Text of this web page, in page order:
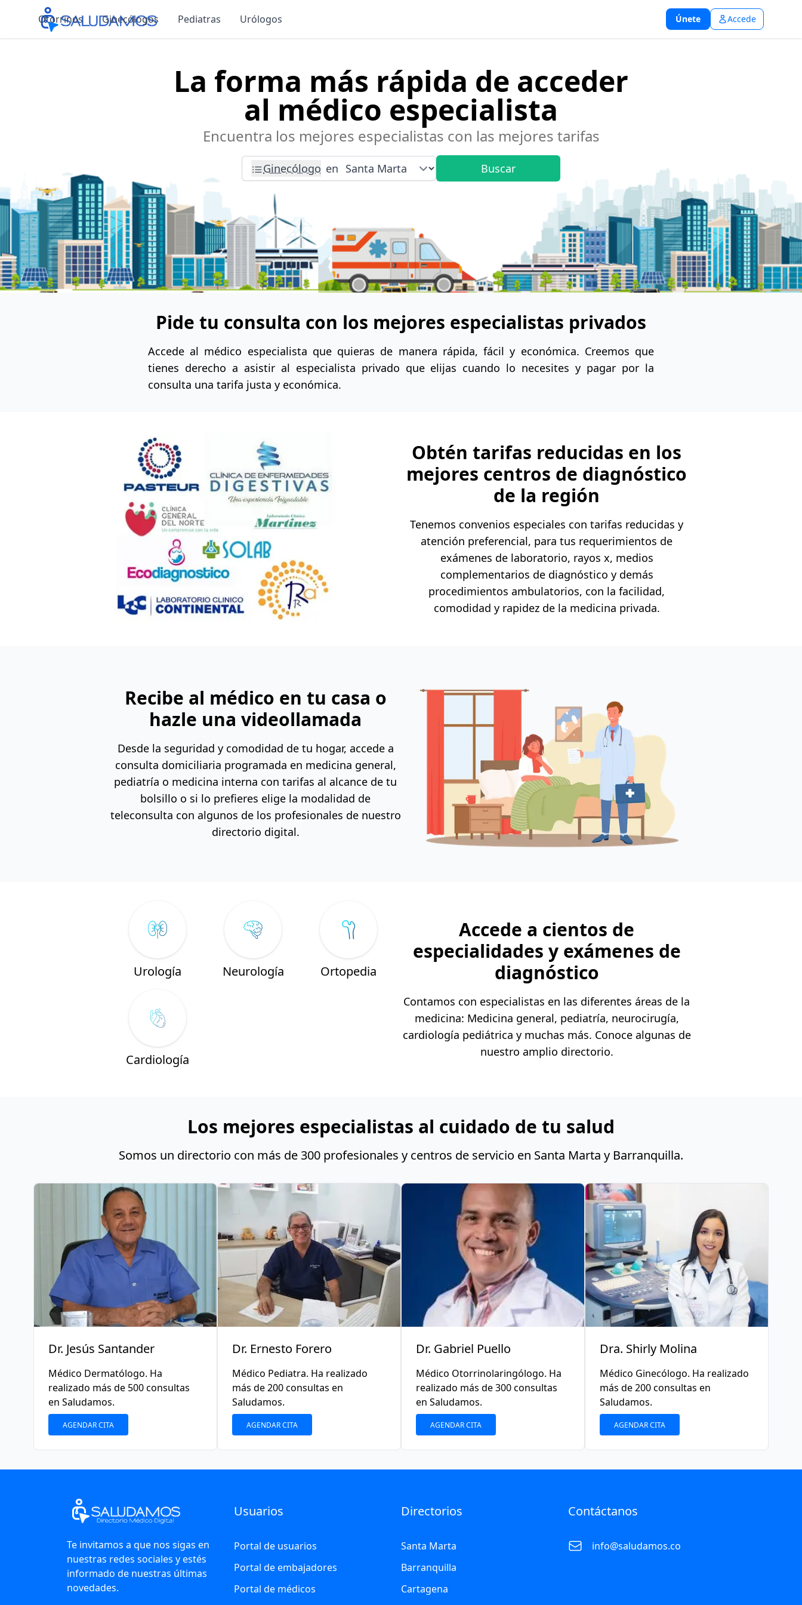
Otorrinos Ginecólogos Pediatras Urólogos Únete Accede
La forma más rápida de acceder
al médico especialista
Encuentra los mejores especialistas con las mejores tarifas
Ginecólogo en Buscar
Pide tu consulta con los mejores especialistas privados
Accede al médico especialista que quieras de manera rápida, fácil y económica. Creemos que
tienes derecho a asistir al especialista privado que elijas cuando lo necesites y pagar por la
consulta una tarifa justa y económica.
Obtén tarifas reducidas en los
mejores centros de diagnóstico
de la región
Tenemos convenios especiales con tarifas reducidas y
atención preferencial, para tus requerimientos de
exámenes de laboratorio, rayos x, medios
complementarios de diagnóstico y demás
procedimientos ambulatorios, con la facilidad,
comodidad y rapidez de la medicina privada.
Recibe al médico en tu casa o
hazle una videollamada
Desde la seguridad y comodidad de tu hogar, accede a
consulta domiciliaria programada en medicina general,
pediatría o medicina interna con tarifas al alcance de tu
bolsillo o si lo prefieres elige la modalidad de
teleconsulta con algunos de los profesionales de nuestro
directorio digital.
Urología Neurología Ortopedia
Cardiología
Accede a cientos de
especialidades y exámenes de
diagnóstico
Contamos con especialistas en las diferentes áreas de la
medicina: Medicina general, pediatría, neurocirugía,
cardiología pediátrica y muchas más. Conoce algunas de
nuestro amplio directorio.
Los mejores especialistas al cuidado de tu salud
Somos un directorio con más de 300 profesionales y centros de servicio en Santa Marta y Barranquilla.
Dr. Jesús Santander
Médico Dermatólogo. Ha
realizado más de 500 consultas
en Saludamos.
AGENDAR CITA
Dr. Ernesto Forero
Médico Pediatra. Ha realizado
más de 200 consultas en
Saludamos.
AGENDAR CITA
Dr. Gabriel Puello
Médico Otorrinolaringólogo. Ha
realizado más de 300 consultas
en Saludamos.
AGENDAR CITA
Dra. Shirly Molina
Médico Ginecólogo. Ha realizado
más de 200 consultas en
Saludamos.
AGENDAR CITA
Te invitamos a que nos sigas en
nuestras redes sociales y estés
informado de nuestras últimas
novedades.
Usuarios
Portal de usuarios
Portal de embajadores
Portal de médicos
Directorios
Santa Marta
Barranquilla
Cartagena
Contáctanos
info@saludamos.co